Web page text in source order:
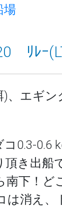
場
ﾚｰ
)、エギン
0.3-0.6
頂き出
下！ど
は消え